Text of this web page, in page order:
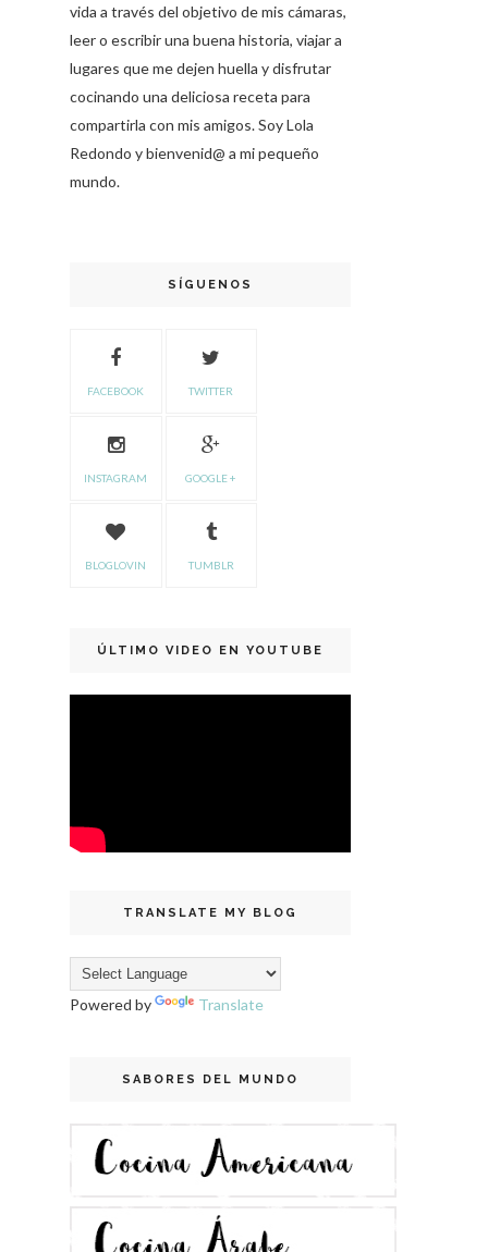
vida a través del objetivo de mis cámaras,
leer o escribir una buena historia, viajar a
lugares que me dejen huella y disfrutar
cocinando una deliciosa receta para
compartirla con mis amigos. Soy Lola
Redondo y bienvenid@ a mi pequeño
mundo.
SÍGUENOS
FACEBOOK TWITTER
INSTAGRAM GOOGLE +
BLOGLOVIN TUMBLR
ÚLTIMO VIDEO EN YOUTUBE
TRANSLATE MY BLOG
Powered by Translate
SABORES DEL MUNDO